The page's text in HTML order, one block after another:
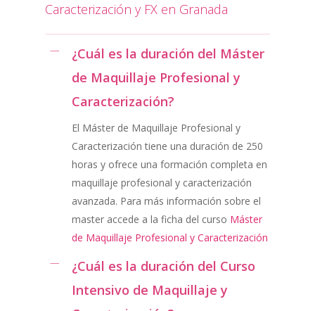
Caracterización y FX en Granada
¿Cuál es la duración del Máster
de Maquillaje Profesional y
Caracterización?
El Máster de Maquillaje Profesional y
Caracterización tiene una duración de 250
horas y ofrece una formación completa en
maquillaje profesional y caracterización
avanzada. Para más información sobre el
master accede a la ficha del curso Máster
de Maquillaje Profesional y Caracterización
¿Cuál es la duración del Curso
Intensivo de Maquillaje y